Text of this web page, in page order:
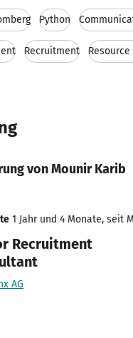
Python
Recruitment
von Mounir Karib
1 Jahr und 4 Monate, seit
Recruitment
AG